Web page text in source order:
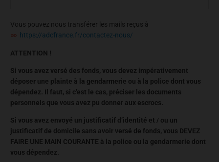
Vous pouvez nous transférer les mails reçus à
https://adcfrance.fr/contactez-nous/
ATTENTION !
Si vous avez versé des fonds, vous devez impérativement
déposer une plainte à la gendarmerie ou à la police dont vous
dépendez. Il faut, si c’est le cas, préciser les documents
personnels que vous avez pu donner aux escrocs.
Si vous avez envoyé un justificatif d’identité et / ou un
justificatif de domicile sans avoir versé de fonds, vous DEVEZ
FAIRE UNE MAIN COURANTE à la police ou la gendarmerie dont
vous dépendez.